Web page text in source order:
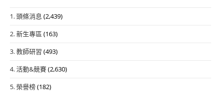
1. 頭條消息 (2,439)
2. 新生專區 (163)
3. 教師研習 (493)
4. 活動&競賽(2,630)
5. 榮譽榜(182)